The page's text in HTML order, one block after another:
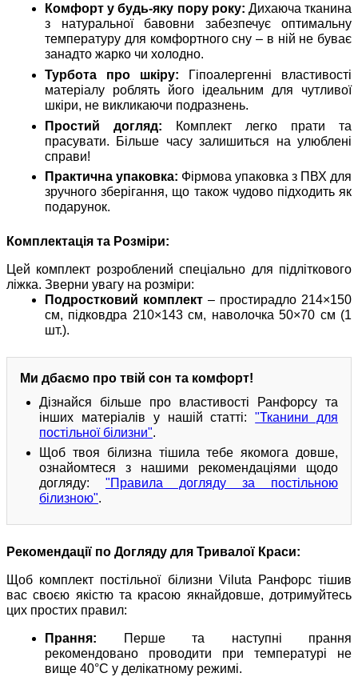
Комфорт у будь-яку пору року: Дихаюча тканина
з натуральної бавовни забезпечує оптимальну
температуру для комфортного сну – в ній не буває
занадто жарко чи холодно.
Турбота про шкіру: Гіпоалергенні властивості
матеріалу роблять його ідеальним для чутливої
шкіри, не викликаючи подразнень.
Простий догляд: Комплект легко прати та
прасувати. Більше часу залишиться на улюблені
справи!
Практична упаковка: Фірмова упаковка з ПВХ для
зручного зберігання, що також чудово підходить як
подарунок.
Комплектація та Розміри:
Цей комплект розроблений спеціально для підліткового
ліжка. Зверни увагу на розміри:
Подростковий комплект – простирадло 214×150
см, підковдра 210×143 см, наволочка 50×70 см (1
шт.).
Ми дбаємо про твій сон та комфорт!
Дізнайся більше про властивості Ранфорсу та
інших матеріалів у нашій статті:"Тканини для
постільної білизни".
Щоб твоя білизна тішила тебе якомога довше,
ознайомтеся з нашими рекомендаціями щодо
догляду: "Правила догляду за постільною
білизною".
Рекомендації по Догляду для Тривалої Краси:
Щоб комплект постільної білизни Viluta Ранфорс тішив
вас своєю якістю та красою якнайдовше, дотримуйтесь
цих простих правил:
Прання: Перше та наступні прання
рекомендовано проводити при температурі не
вище 40°C у делікатному режимі.